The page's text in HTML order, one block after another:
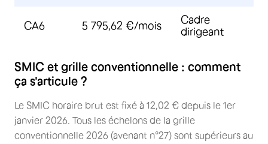
CA6 5 795,62 €/mois
Cadre
dirigeant
SMIC et grille conventionnelle : comment
ça s'articule ?
Le SMIC horaire brut est fixé à 12,02 € depuis le 1er
janvier 2026. Tous les échelons de la grille
conventionnelle 2026 (avenant n°27) sont supérieurs au